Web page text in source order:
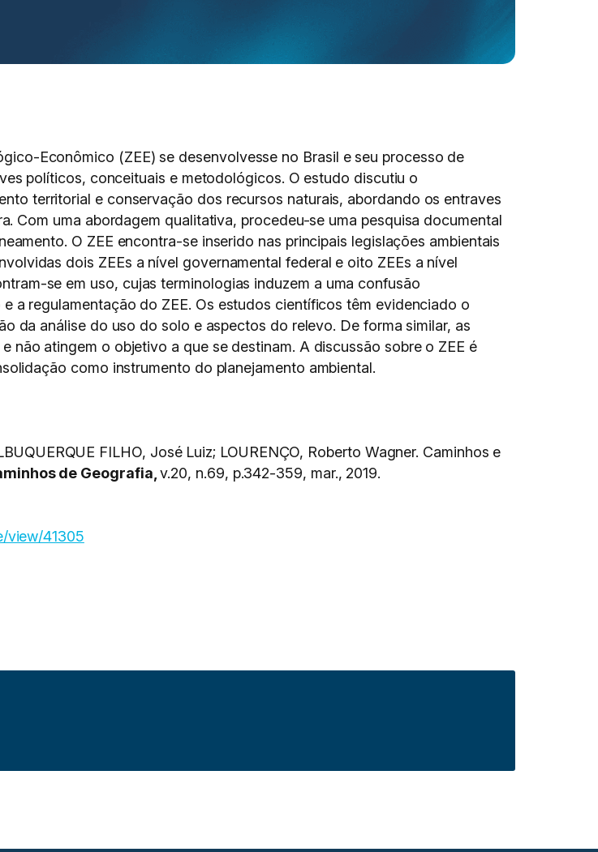
Econômico (ZEE) se desenvolvesse no Brasil e seu processo de
políticos, conceituais e metodológicos. O estudo discutiu o
territorial e conservação dos recursos naturais, abordando os entraves
Com uma abordagem qualitativa, procedeu-se uma pesquisa documental
O ZEE encontra-se inserido nas principais legislações ambientais
dois ZEEs a nível governamental federal e oito ZEEs a nível
se em uso, cujas terminologias induzem a uma confusão
a regulamentação do ZEE. Os estudos científicos têm evidenciado o
da análise do uso do solo e aspectos do relevo. De forma similar, as
não atingem o objetivo a que se destinam. A discussão sobre o ZEE é
como instrumento do planejamento ambiental.
FILHO, José Luiz; LOURENÇO, Roberto Wagner. Caminhos e
de Geografia,v.20, n.69, p.342-359, mar., 2019.
view/41305